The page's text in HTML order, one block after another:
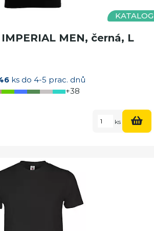
KATALOG
MEN, černá, L
ks do 4-5 prac. dnů
ks
+38